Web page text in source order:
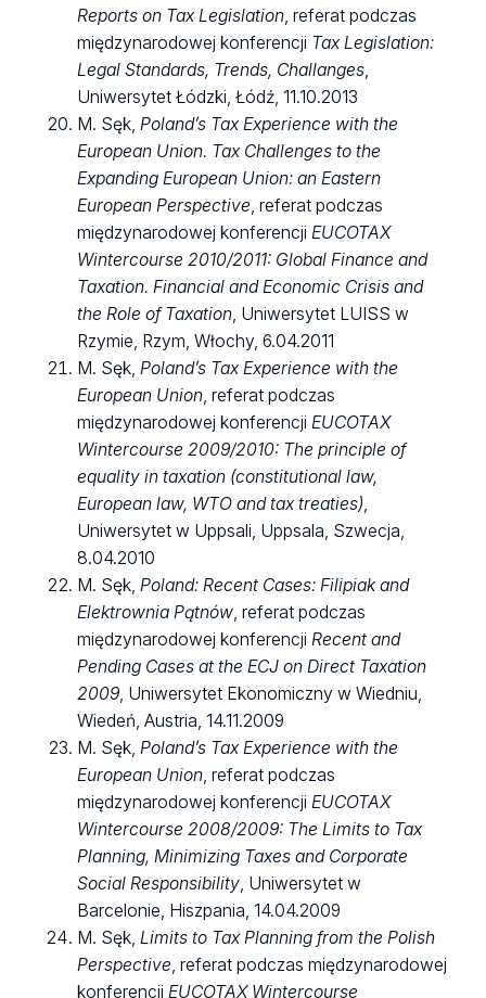
Reports on Tax Legislation, referat podczas
międzynarodowej konferencji Tax Legislation:
Legal Standards, Trends, Challanges,
Uniwersytet Łódzki, Łódź, 11.10.2013
M. Sęk,Poland’s Tax Experience with the
European Union. Tax Challenges to the
Expanding European Union: an Eastern
European Perspective, referat podczas
międzynarodowej konferencjiEUCOTAX
Wintercourse 2010/2011: Global Finance and
Taxation. Financial and Economic Crisis and
the Role of Taxation, Uniwersytet LUISS w
Rzymie, Rzym, Włochy, 6.04.2011
M. Sęk,Poland’s Tax Experience with the
European Union, referat podczas
międzynarodowej konferencjiEUCOTAX
Wintercourse 2009/2010: The principle of
equality in taxation (constitutional law,
European law, WTO and tax treaties),
Uniwersytet w Uppsali, Uppsala, Szwecja,
8.04.2010
M. Sęk,Poland: Recent Cases: Filipiak and
Elektrownia Pątnów, referat podczas
międzynarodowej konferencjiRecent and
Pending Cases at the ECJ on Direct Taxation
2009, Uniwersytet Ekonomiczny w Wiedniu,
Wiedeń, Austria, 14.11.2009
M. Sęk,Poland’s Tax Experience with the
European Union, referat podczas
międzynarodowej konferencjiEUCOTAX
Wintercourse 2008/2009: The Limits to Tax
Planning, Minimizing Taxes and Corporate
Social Responsibility, Uniwersytet w
Barcelonie, Hiszpania, 14.04.2009
M. Sęk,Limits to Tax Planning from the Polish
Perspective, referat podczas międzynarodowej
konferencjiEUCOTAX Wintercourse